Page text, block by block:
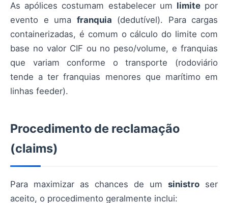
As apólices costumam estabelecer um limitepor
evento e uma franquia (dedutível). Para cargas
containerizadas, é comum o cálculo do limite com
base no valor CIF ou no peso/volume, e franquias
que variam conforme o transporte (rodoviário
tende a ter franquias menores que marítimo em
linhas feeder).
Procedimento de reclamação
(claims)
Para maximizar as chances de um sinistro ser
aceito, o procedimento geralmente inclui: